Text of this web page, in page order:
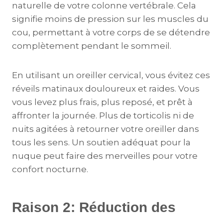
naturelle de votre colonne vertébrale. Cela
signifie moins de pression sur les muscles du
cou, permettant à votre corps de se détendre
complètement pendant le sommeil.
En utilisant un oreiller cervical, vous évitez ces
réveils matinaux douloureux et raides. Vous
vous levez plus frais, plus reposé, et prêt à
affronter la journée. Plus de torticolis ni de
nuits agitées à retourner votre oreiller dans
tous les sens. Un soutien adéquat pour la
nuque peut faire des merveilles pour votre
confort nocturne.
Raison 2: Réduction des